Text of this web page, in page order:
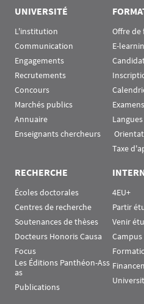
UNIVERSITÉ
L'institution
Communication
Engagements
Recrutements
Concours
Marchés publics
Annuaire
Enseignants chercheurs
Offre
E-
Examens
Taxe
RECHERCHE
Écoles doctorales
Centres de recherche
Soutenances de thèses
Docteurs Honoris Causa
Focus
Les Éditions Panthéon-Ass
as
Publications
4EU+
Partir
Venir